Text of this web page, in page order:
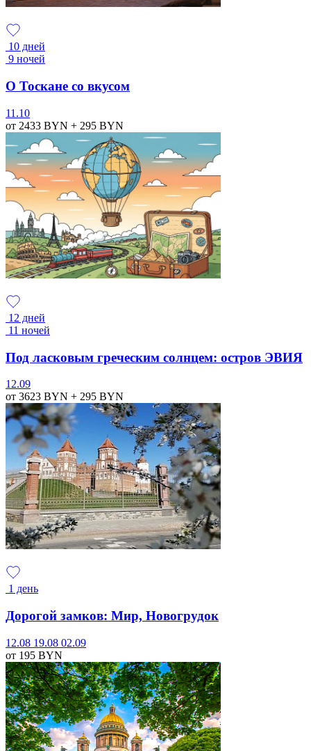
10 дней
9 ночей
О Тоскане со вкусом
11.10
от 2433 BYN + 295 BYN
12 дней
11 ночей
Под ласковым греческим солнцем: остров ЭВИЯ
12.09
от 3623 BYN + 295 BYN
1 день
Дорогой замков: Мир, Новогрудок
12.08 19.08 02.09
от 195 BYN